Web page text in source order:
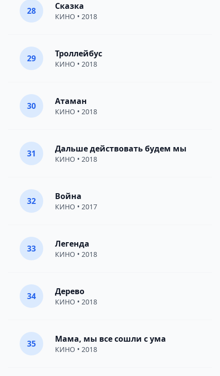
28 Сказка
КИНО • 2018
29 Троллейбус
КИНО • 2018
30 Атаман
КИНО • 2018
31 Дальше действовать будем мы
КИНО • 2018
32 Война
КИНО • 2017
33 Легенда
КИНО • 2018
34 Дерево
КИНО • 2018
35 Мама, мы все сошли с ума
КИНО • 2018